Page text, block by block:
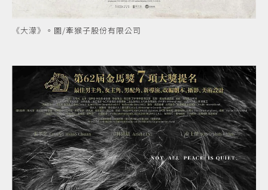
《大濛》。圖/牽猴子股份有限公司